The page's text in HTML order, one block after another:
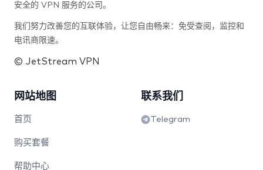
安全的 VPN 服务的公司。
我们努力改善您的互联体验，让您自由畅来：免受查阅，监控和
电讯商限速。
© JetStream VPN
网站地图
首页
购买套餐
帮助中心
联系我们
Telegram